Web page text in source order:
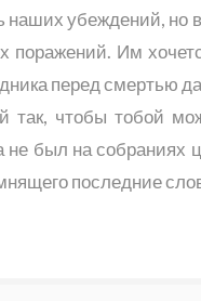
убеждений, но
Им
перед смертью
так, чтобы тобой
не был на собраниях
последние